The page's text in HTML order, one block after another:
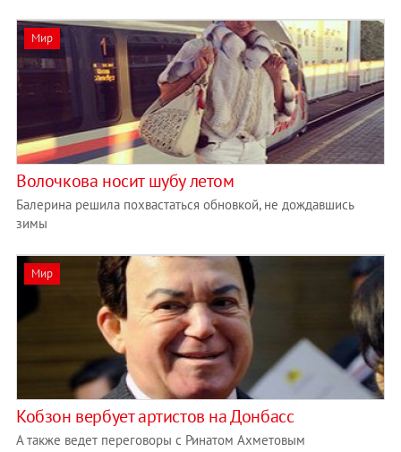
Мир
Волочкова носит шубу летом
Балерина решила похвастаться обновкой, не дождавшись
зимы
Мир
Кобзон вербует артистов на Донбасс
А также ведет переговоры с Ринатом Ахметовым